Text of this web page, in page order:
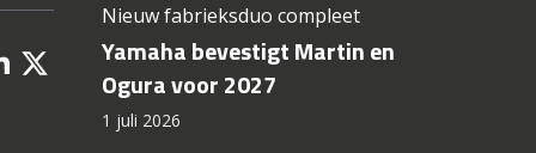
Nieuw fabrieksduo compleet
Yamaha bevestigt Martin en
Ogura voor 2027
1 juli 2026